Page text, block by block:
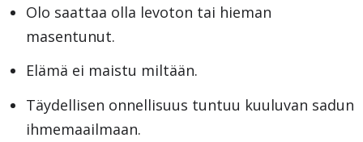
Olo saattaa olla levoton tai hieman
masentunut.
Elämä ei maistu miltään.
Täydellisen onnellisuus tuntuu kuuluvan sadun
ihmemaailmaan.